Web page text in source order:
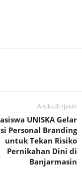
Artikulli tjetër
UNISKA Gelar
Personal Branding
untuk Tekan Risiko
Pernikahan Dini di
Banjarmasin